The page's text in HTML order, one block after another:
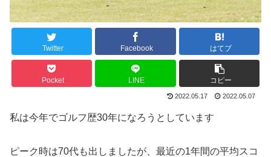
Twitter Facebook はてブ
Pocket LINE コピー
2022.05.17 2022.05.07
私は今年でゴルフ歴30年になろうとしています
ピーク時は70代も出しましたが、最近の1年間の平均スコ